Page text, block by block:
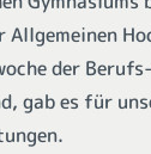
der
gab es für